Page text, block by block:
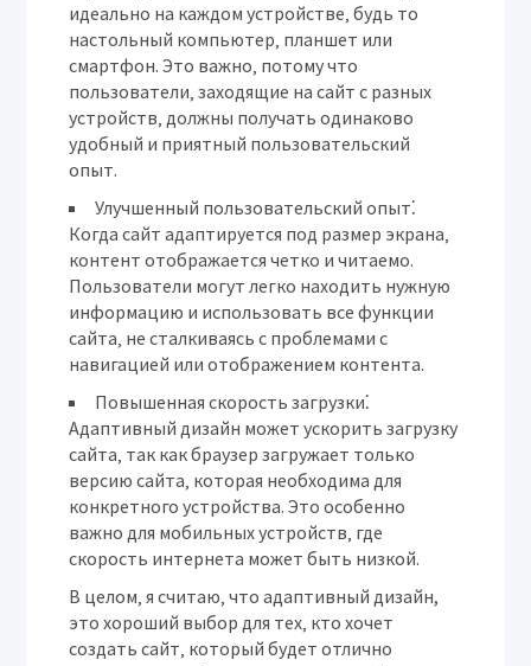
идеально на каждом устройстве‚ будь то
настольный компьютер‚ планшет или
смартфон. Это важно‚ потому что
пользователи‚ заходящие на сайт с разных
устройств‚ должны получать одинаково
удобный и приятный пользовательский
опыт.
Улучшенный пользовательский опыт⁚
Когда сайт адаптируется под размер экрана‚
контент отображается четко и читаемо.
Пользователи могут легко находить нужную
информацию и использовать все функции
сайта‚ не сталкиваясь с проблемами с
навигацией или отображением контента.
Повышенная скорость загрузки⁚
Адаптивный дизайн может ускорить загрузку
сайта‚ так как браузер загружает только
версию сайта‚ которая необходима для
конкретного устройства. Это особенно
важно для мобильных устройств‚ где
скорость интернета может быть низкой.
В целом‚ я считаю‚ что адаптивный дизайн,
это хороший выбор для тех‚ кто хочет
создать сайт‚ который будет отлично